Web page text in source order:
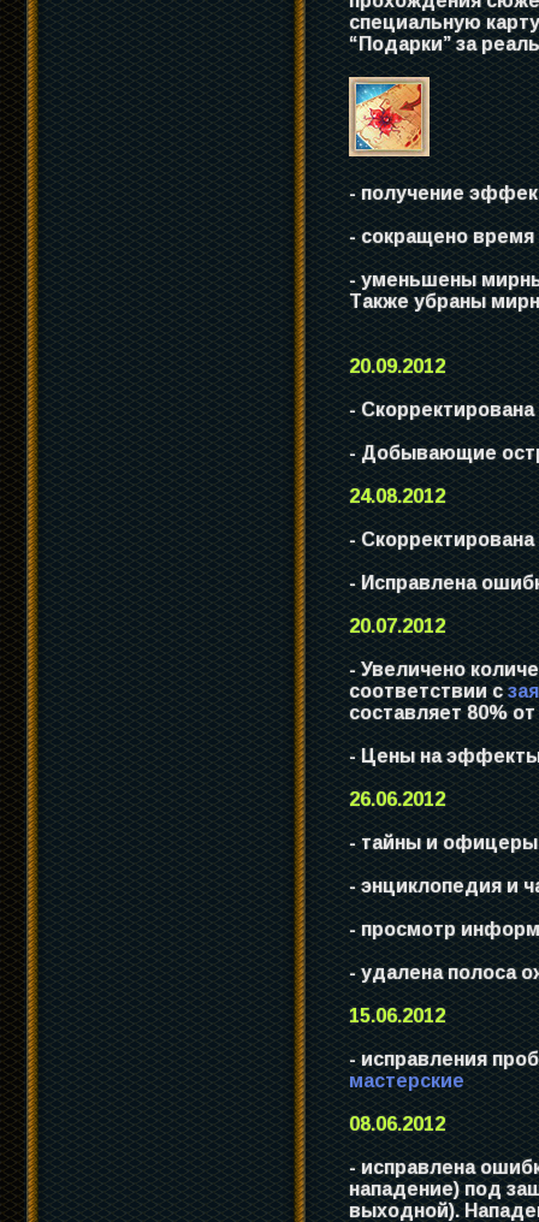
специальную
“Подарки” за
- получение
- сокращено
- уменьшены
Также убраны
20.09.2012
-
- Добывающие
24.08.2012
-
- Исправлена
20.07.2012
- Увеличено
соответствии с
составляет 80%
- Цены на эффекты
26.06.2012
- тайны и офицеры
- энциклопедия и
- просмотр
- удалена полоса
15.06.2012
- исправления
мастерские
08.06.2012
- исправлена
нападение) под
выходной).